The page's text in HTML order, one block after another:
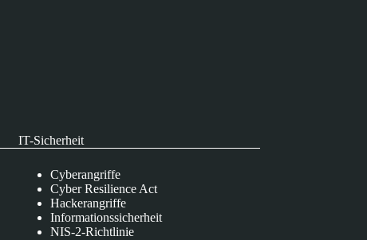
IT-Sicherheit
Cyberangriffe
Cyber Resilience Act
Hackerangriffe
Informationssicherheit
NIS-2-Richtlinie